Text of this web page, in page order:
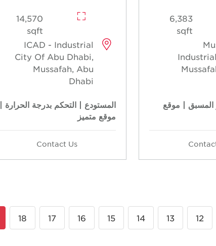
6,383
sqft
المسبق | موقع
14,570
sqft
ICAD - Industrial
City Of Abu Dhabi,
Mussafah, Abu
Dhabi
المستودع | التحكم بدرجة الحرارة |
موقع متميز
Contact Us
12
13
14
15
16
17
18